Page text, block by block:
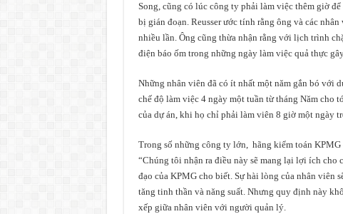
Song, cũng có lúc công ty phải làm việc thêm giờ
bị gián đoạn. Reusser ước tính rằng ông và các
nhiều lần. Ông cũng thừa nhận rằng với lịch trình
điện báo ốm trong những ngày làm việc quả thực
Những nhân viên đã có ít nhất một năm gắn bó với
chế độ làm việc 4 ngày một tuần từ tháng Năm cho
của dự án, khi họ chỉ phải làm viên 8 giờ một ngày
Trong số những công ty lớn, hãng kiểm toán
“Chúng tôi nhận ra điều này sẽ mang lại lợi ích cho
đạo của KPMG cho biết. Sự hài lòng của nhân viên
tăng tinh thần và năng suất. Nhưng quy định này
xếp giữa nhân viên với người quản lý.